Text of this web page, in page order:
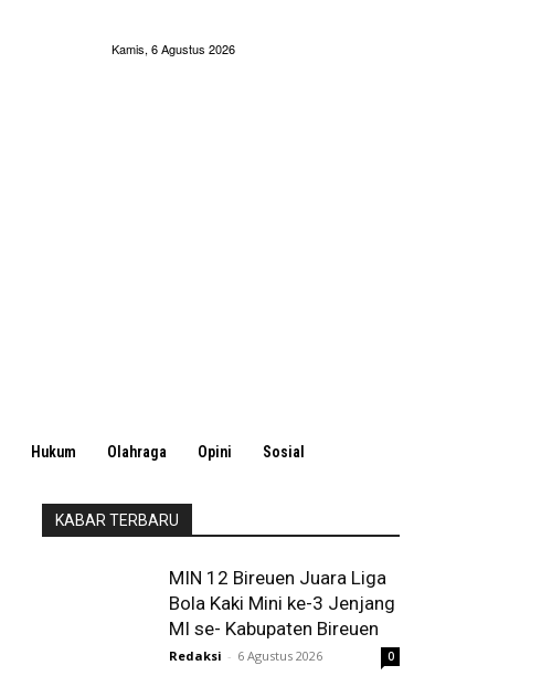
Kamis, 6 Agustus 2026
Hukum Olahraga Opini Sosial
KABAR TERBARU
MIN 12 Bireuen Juara Liga
Bola Kaki Mini ke-3 Jenjang
MI se- Kabupaten Bireuen
Redaksi - 6 Agustus 2026 0